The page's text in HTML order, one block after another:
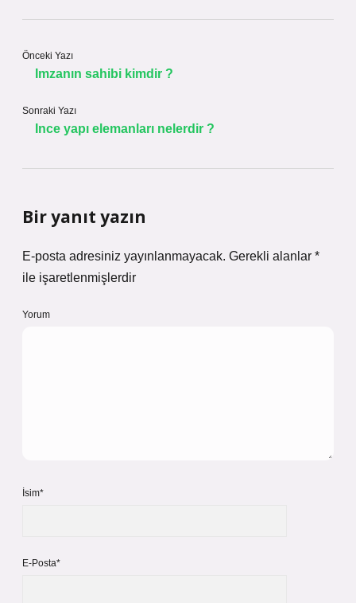
Önceki Yazı
Imzanın sahibi kimdir ?
Sonraki Yazı
Ince yapı elemanları nelerdir ?
Bir yanıt yazın
E-posta adresiniz yayınlanmayacak. Gerekli alanlar *
ile işaretlenmişlerdir
Yorum
İsim*
E-Posta*